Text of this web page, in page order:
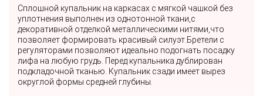
Сплошной купальник на каркасах с мягкой чашкой без
уплотнения выполнен из однотонной ткани,с
декоративной отделкой металлическими нитями,что
позволяет формировать красивый силуэт.Бретели с
регуляторами позволяют идеально подогнать посадку
лифа на любую грудь. Перед купальника дублирован
подкладочной тканью. Купальник сзади имеет вырез
округлой формы средней глубины.